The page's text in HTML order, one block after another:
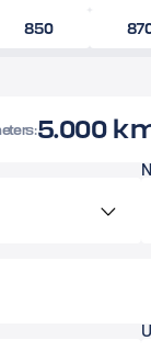
850
5.000